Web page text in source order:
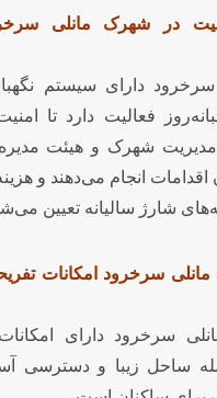
امنیت در شهرک مانلی
دارای سیستم
فعالیت دارد تا
شهرک و هیئت مدیره
اقدامات انجام می‌دهند و
شارژ سالیانه تعیین
مانلی سرخرود امکانات
سرخرود دارای
ساحل زیبا و دسترسی